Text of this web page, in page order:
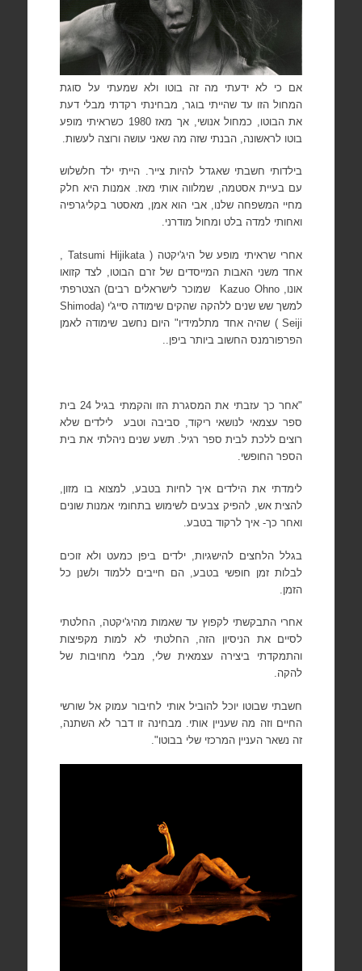
אם כי לא ידעתי מה זה בוטו ולא שמעתי על סוגת
המחול הזו עד שהייתי בוגר, מבחינתי רקדתי מבלי דעת
את הבוטו, כמחול אנושי, אך מאז 1980 כשראיתי מופע
בוטו לראשונה, הבנתי שזה מה שאני עושה ורוצה לעשות.
בילדותי חשבתי שאגדל להיות צייר. הייתי ילד חלשלוש
עם בעיית אסטמה, שמלווה אותי מאז. אמנות היא חלק
מחיי המשפחה שלנו, אבי הוא אמן, מאסטר בקליגרפיה
ואחותי למדה בלט ומחול מודרני.
אחרי שראיתי מופע של היג'יקטה (Tatsumi Hijikata
אחד משני האבות המייסדים של זרם הבוטו, לצד קזואו
אונו,Kazuo Ohno
שמוכר לישראלים רבים) הצטרפתי
למשך שש שנים ללהקה שהקים שימודה סייג'י (Shimoda
Seiji) שהיה אחד מתלמידיו" היום נחשב שימודה לאמן
הפרפורמנס החשוב ביותר ביפן..
"אחר כך עזבתי את המסגרת הזו והקמתי בגיל 24 בית
ספר עצמאי לנושאי ריקוד, סביבה וטבע
לילדים שלא
רוצים ללכת לבית ספר רגיל. תשע שנים ניהלתי את בית
הספר החופשי.
לימדתי את הילדים איך לחיות בטבע, למצוא בו מזון,
להצית אש, להפיק צבעים לשימוש בתחומי אמנות שונים
ואחר כך- איך לרקוד בטבע.
בגלל הלחצים להישגיות, ילדים ביפן כמעט ולא זוכים
לבלות זמן חופשי בטבע, הם חייבים ללמוד ולשנן כל
הזמן.
אחרי התבקשתי לקפוץ עד שאמות מהיג'יקטה, החלטתי
לסיים את הניסיון הזה, החלטתי לא למות מקפיצות
והתמקדתי ביצירה עצמאית שלי, מבלי מחויבות של
להקה.
חשבתי שבוטו יוכל להוביל אותי לחיבור עמוק אל שורשי
החיים וזה מה שעניין אותי. מבחינה זו דבר לא השתנה,
זה נשאר העניין המרכזי שלי בבוטו".